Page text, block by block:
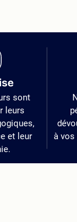
sont
leurs
et leur
à vos